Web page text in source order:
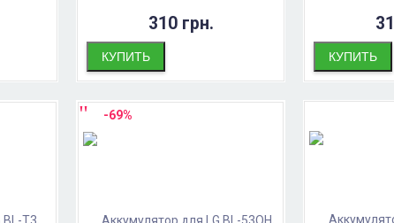
310 грн.
КУПИТЬ КУПИТЬ
-69%